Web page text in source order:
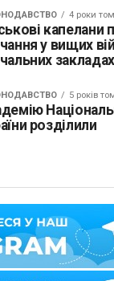
4 роки
у вищих
закладах
5 років
розділили